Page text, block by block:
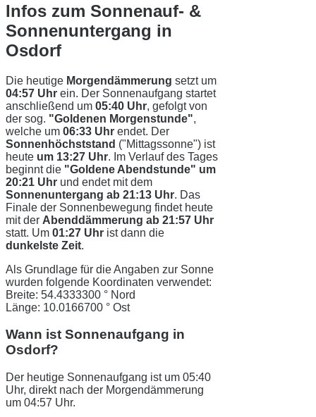
Infos zum Sonnenauf- &
Sonnenuntergang in
Osdorf
Die heutige Morgendämmerung setzt um
04:57 Uhr ein. Der Sonnenaufgang startet
anschließend um 05:40 Uhr, gefolgt von
der sog. "Goldenen Morgenstunde",
welche um 06:33 Uhr endet. Der
Sonnenhöchststand ("Mittagssonne") ist
heute um 13:27 Uhr. Im Verlauf des Tages
beginnt die "Goldene Abendstunde" um
20:21 Uhr und endet mit dem
Sonnenuntergang ab 21:13 Uhr. Das
Finale der Sonnenbewegung findet heute
mit der Abenddämmerung ab 21:57 Uhr
statt. Um 01:27 Uhr ist dann die
dunkelste Zeit.
Als Grundlage für die Angaben zur Sonne
wurden folgende Koordinaten verwendet:
Breite: 54.4333300 ° Nord
Länge: 10.0166700 ° Ost
Wann ist Sonnenaufgang in
Osdorf?
Der heutige Sonnenaufgang ist um 05:40
Uhr, direkt nach der Morgendämmerung
um 04:57 Uhr.